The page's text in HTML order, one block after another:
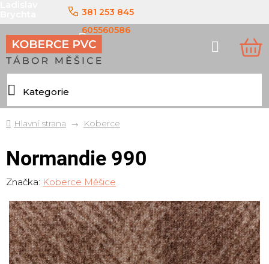
381 253 845
605560586
Hledat
Domů Koberce
Normandie 990
Značka: Koberce Měšice